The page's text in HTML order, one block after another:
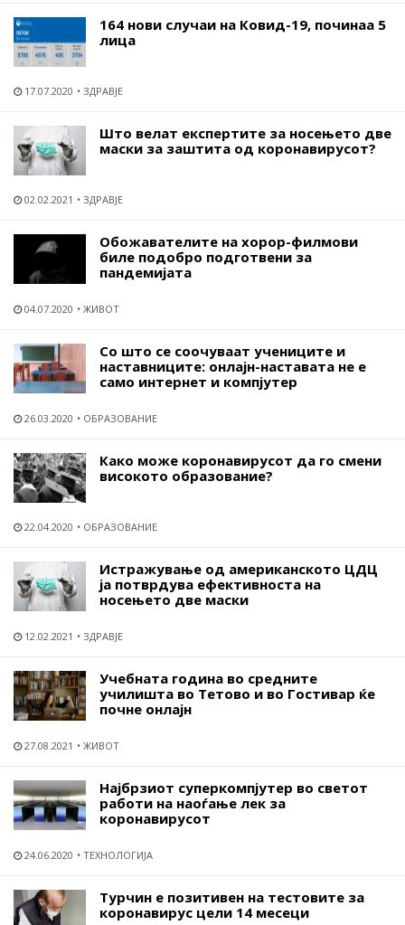
164 нови случаи на Ковид-19, починаа 5
лица
17.07.2020 ЗДРАВЈЕ
Што велат експертите за носењето две
маски за заштита од коронавирусот?
02.02.2021 ЗДРАВЈЕ
Обожавателите на хорор-филмови
биле подобро подготвени за
пандемијата
04.07.2020 ЖИВОТ
Со што се соочуваат учениците и
наставниците: онлајн-наставата не е
само интернет и компјутер
26.03.2020 ОБРАЗОВАНИЕ
Како може коронавирусот да го смени
високото образование?
22.04.2020 ОБРАЗОВАНИЕ
Истражување од американското ЦДЦ
ја потврдува ефективноста на
носењето две маски
12.02.2021 ЗДРАВЈЕ
Учебната година во средните
училишта во Тетово и во Гостивар ќе
почне онлајн
27.08.2021 ЖИВОТ
Најбрзиот суперкомпјутер во светот
работи на наоѓање лек за
коронавирусот
24.06.2020 ТЕХНОЛОГИЈА
Турчин е позитивен на тестовите за
коронавирус цели 14 месеци